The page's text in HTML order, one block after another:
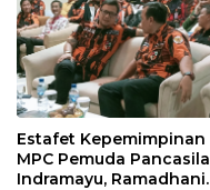
Estafet Kepemimpinan
MPC Pemuda Pancasila
Indramayu, Ramadhani